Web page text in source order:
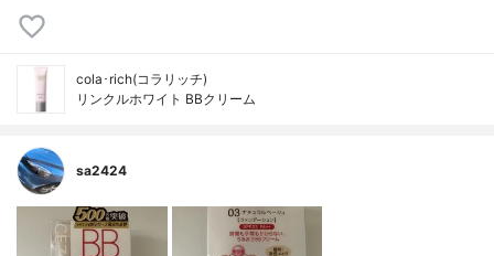
cola･rich(コラリッチ)
リンクルホワイト BBクリーム
sa2424